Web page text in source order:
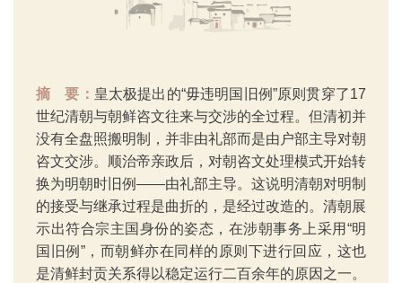
摘 要： 皇太极提出的“毋违明国旧例”原则贯穿了17
世纪清朝与朝鲜咨文往来与交涉的全过程。但清初并
没有全盘照搬明制，并非由礼部而是由户部主导对朝
咨文交涉。顺治帝亲政后，对朝咨文处理模式开始转
换为明朝时旧例——由礼部主导。这说明清朝对明制
的接受与继承过程是曲折的，是经过改造的。清朝展
示出符合宗主国身份的姿态，在涉朝事务上采用“明
国旧例”，而朝鲜亦在同样的原则下进行回应，这也
是清鲜封贡关系得以稳定运行二百余年的原因之一。